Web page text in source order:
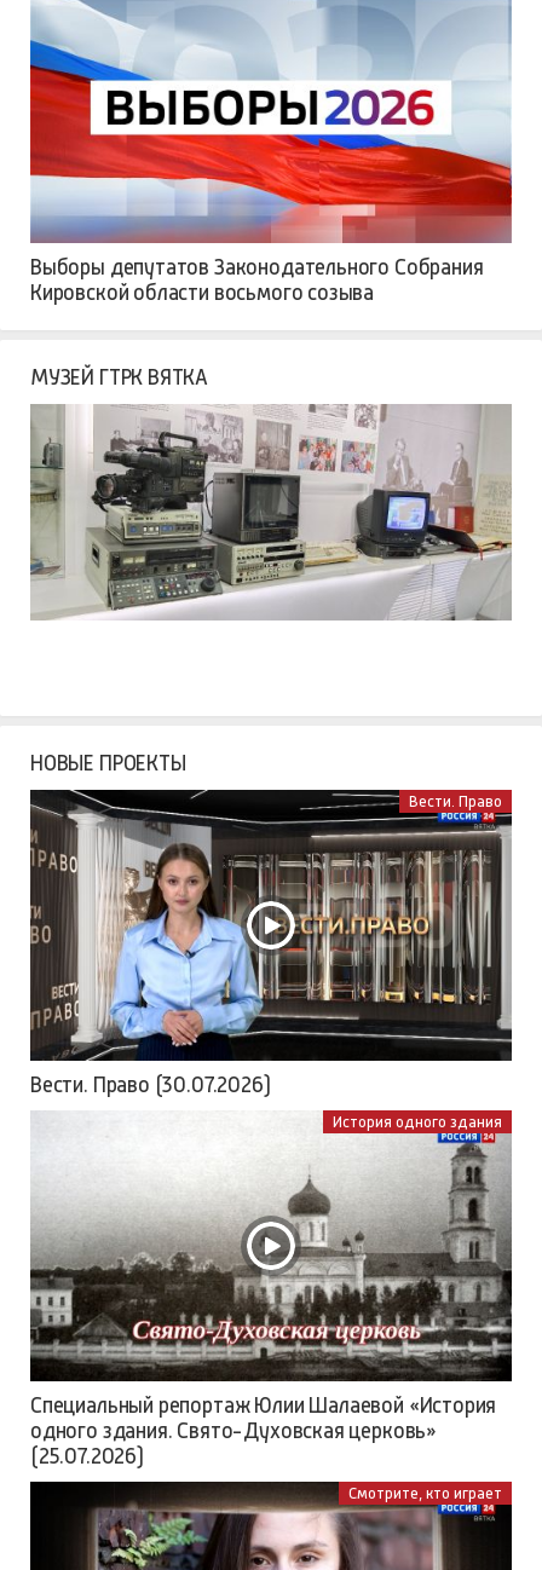
Выборы депутатов Законодательного Собрания
Кировской области восьмого созыва
МУЗЕЙ ГТРК ВЯТКА
НОВЫЕ ПРОЕКТЫ
Вести. Право
Вести. Право (30.07.2026)
История одного здания
Специальный репортаж Юлии Шалаевой «История
одного здания. Свято-Духовская церковь»
(25.07.2026)
Смотрите, кто играет